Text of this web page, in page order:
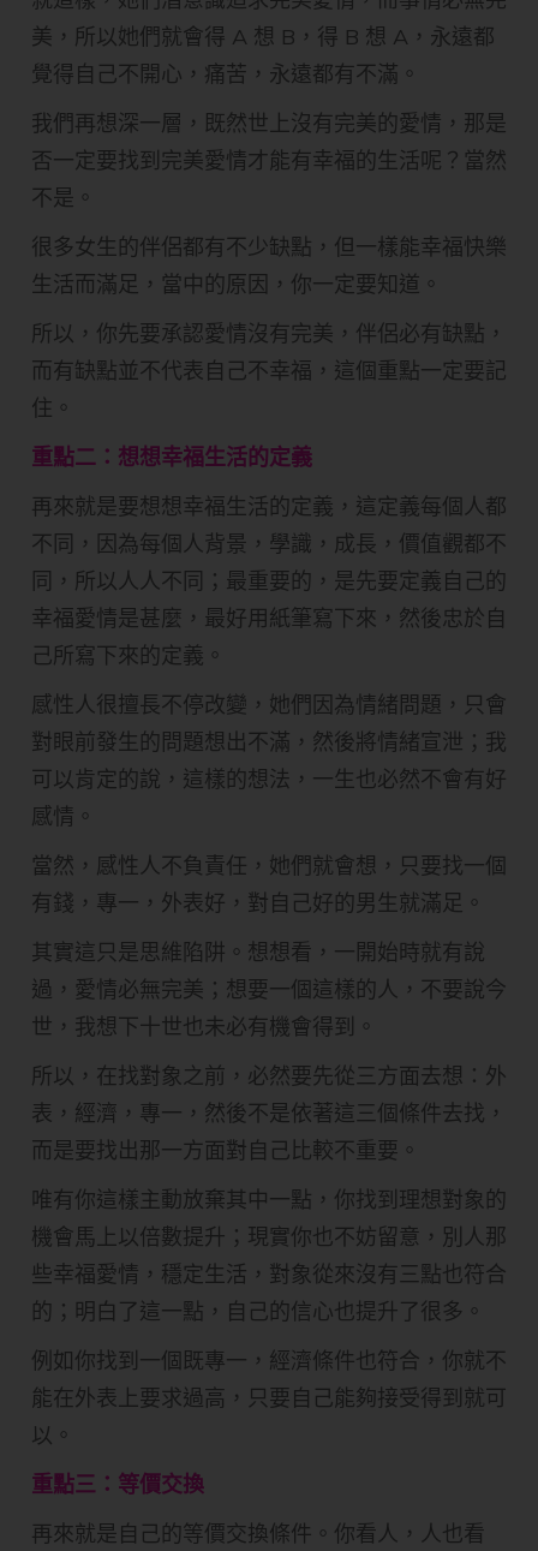
美，所以她們就會得 A 想 B，得 B 想 A，永遠都
覺得自己不開心，痛苦，永遠都有不滿。
我們再想深一層，既然世上沒有完美的愛情，那是
否一定要找到完美愛情才能有幸福的生活呢？當然
不是。
很多女生的伴侶都有不少缺點，但一樣能幸福快樂
生活而滿足，當中的原因，你一定要知道。
所以，你先要承認愛情沒有完美，伴侶必有缺點，
而有缺點並不代表自己不幸福，這個重點一定要記
住。
重點二：想想幸福生活的定義
再來就是要想想幸福生活的定義，這定義每個人都
不同，因為每個人背景，學識，成長，價值觀都不
同，所以人人不同；最重要的，是先要定義自己的
幸福愛情是甚麼，最好用紙筆寫下來，然後忠於自
己所寫下來的定義。
感性人很擅長不停改變，她們因為情緒問題，只會
對眼前發生的問題想出不滿，然後將情緒宣泄；我
可以肯定的說，這樣的想法，一生也必然不會有好
感情。
當然，感性人不負責任，她們就會想，只要找一個
有錢，專一，外表好，對自己好的男生就滿足。
其實這只是思維陷阱。想想看，一開始時就有說
過，愛情必無完美；想要一個這樣的人，不要說今
世，我想下十世也未必有機會得到。
所以，在找對象之前，必然要先從三方面去想：外
表，經濟，專一，然後不是依著這三個條件去找，
而是要找出那一方面對自己比較不重要。
唯有你這樣主動放棄其中一點，你找到理想對象的
機會馬上以倍數提升；現實你也不妨留意，別人那
些幸福愛情，穩定生活，對象從來沒有三點也符合
的；明白了這一點，自己的信心也提升了很多。
例如你找到一個既專一，經濟條件也符合，你就不
能在外表上要求過高，只要自己能夠接受得到就可
以。
重點三：等價交換
再來就是自己的等價交換條件。你看人，人也看